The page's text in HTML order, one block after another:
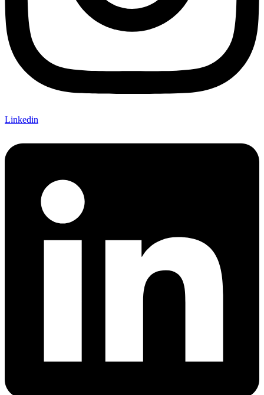
Linkedin